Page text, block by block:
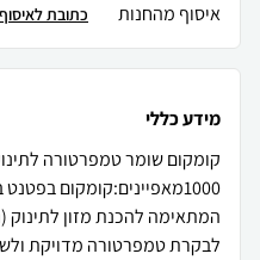
איסוף מהחנות
כתובת לאיסוף
מידע כללי
1000מאפיינים:קומקום
המתאימה להכנת מזון
לבקרת טמפרטורה מדויקת